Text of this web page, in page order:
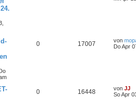
0 17007 von
Do Apr
0 16448 von JJ
So Apr